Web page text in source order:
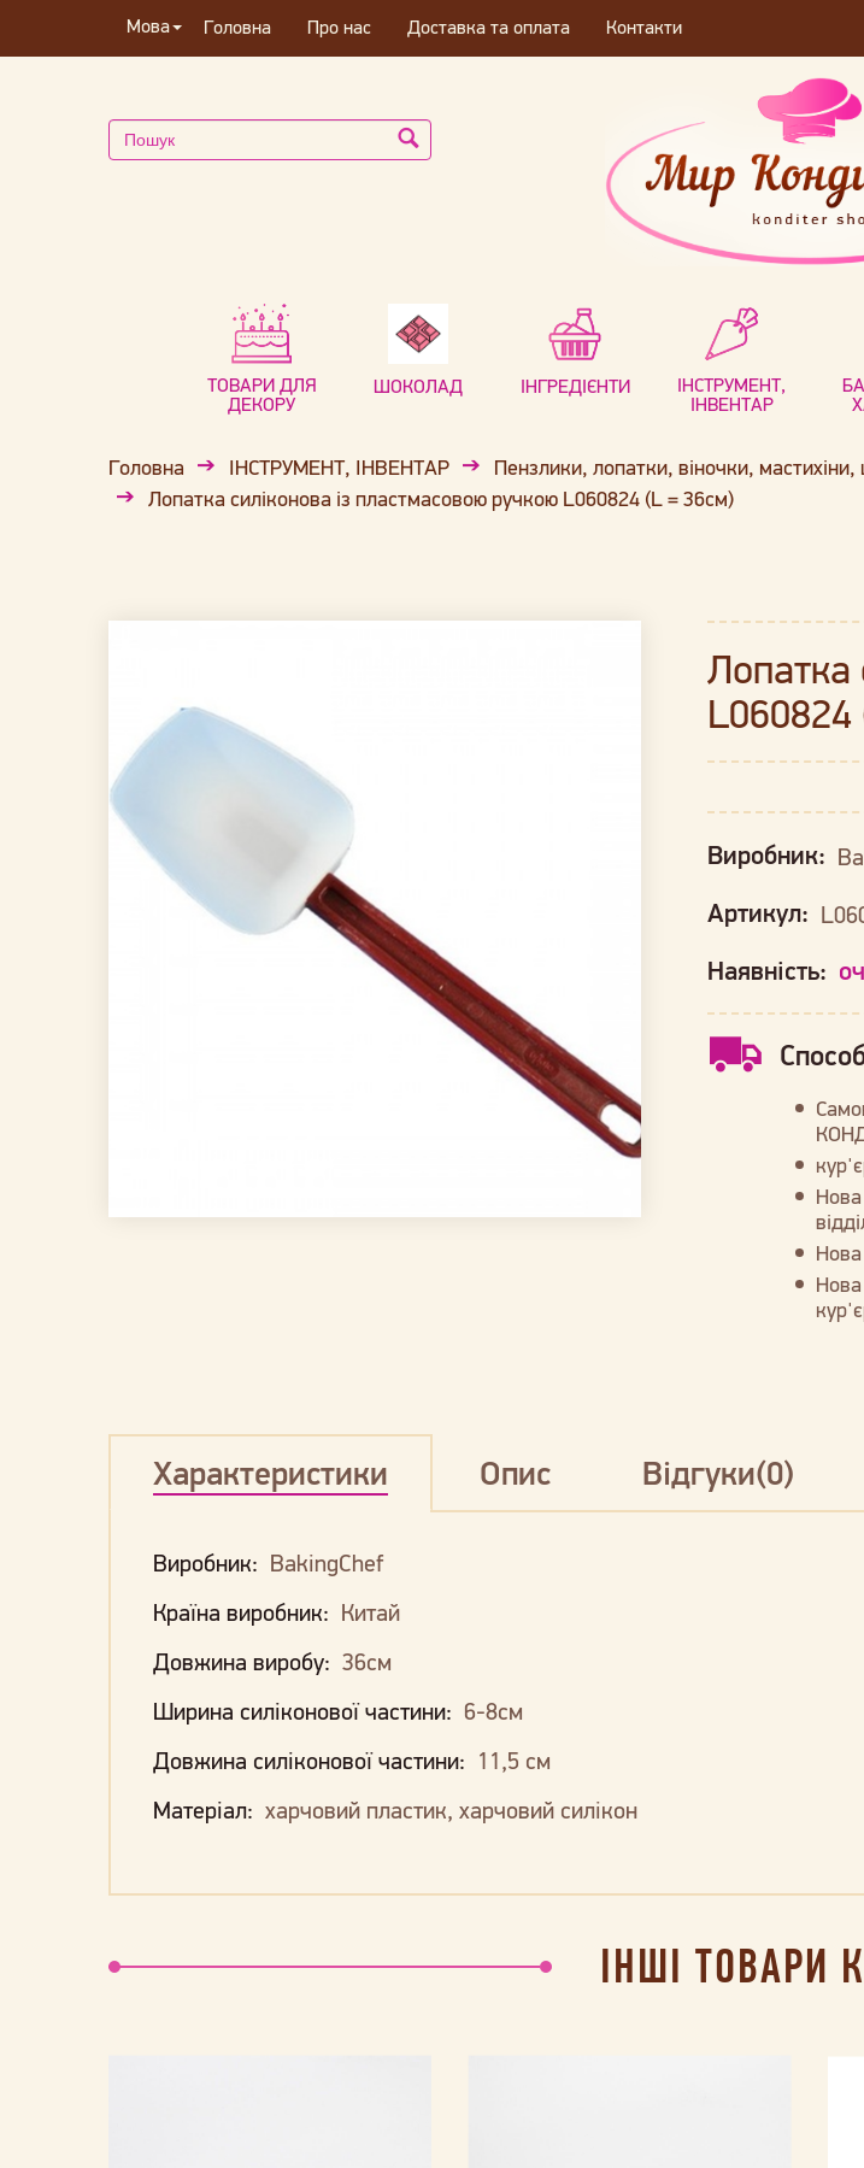
Мова Головна Про нас Доставка та оплата Контакти
ТОВАРИ ДЛЯ
ДЕКОРУ
ШОКОЛАД ІНГРЕДІЄНТИ
ІНСТРУМЕНТ,
ІНВЕНТАР
Головна ІНСТРУМЕНТ, ІНВЕНТАР
Пензлики, лопатки, віночки, мастихіни,
Лопатка силіконова із пластмасовою ручкою L060824 (L = 36см)
Лопатка
L060824
Виробник:
Артикул:
Наявність:
Нова
Характеристики Опис Відгуки(0)
Виробник: BakingChef
Країна виробник: Китай
Довжина виробу: 36см
Ширина силіконової частини: 6-8см
Довжина силіконової частини: 11,5 см
Матеріал: харчовий пластик, харчовий силікон
ІНШІ ТОВАРИ